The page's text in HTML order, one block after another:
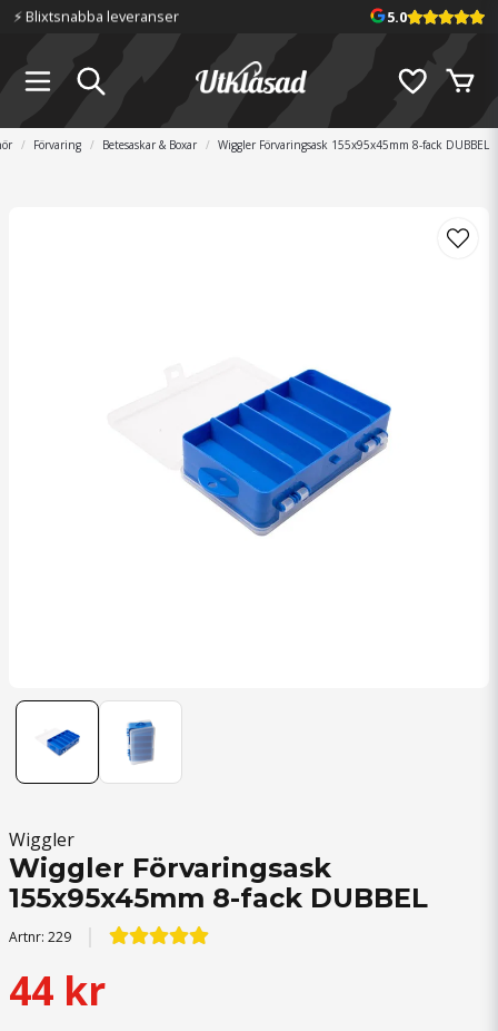
⚡️ Blixtsnabba leveranser 5.0
Förvaring Betesaskar & Boxar Wiggler Förvaringsask 155x95x45mm 8-fack DUBBEL
Wiggler
Wiggler Förvaringsask
155x95x45mm 8-fack DUBBEL
Artnr: 229
44 kr